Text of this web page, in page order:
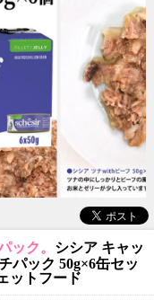
ック。 シシア キャッ
パック 50g×6缶セッ
ットフード